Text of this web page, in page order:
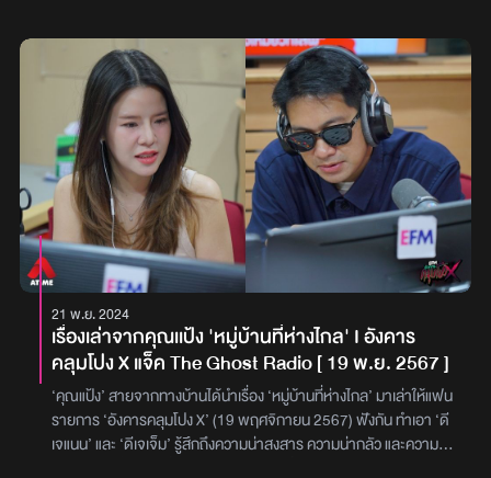
ถึงปิดไฟมืดทั้งบ้าน เขาเลยกำลังจะโทรหาพลอย แต่ก็ได้ยินเสียงผู้หญิง
หัวเราะ และเสียงพูดคุยมาจากบนบ้านจึงเข้าใจว่าเป็นเสียงพลอย คุณ
ติงลี่เลยตะโกนถามขึ้นไปว่า “พลอยเหรอ” แต่เสียงก็เงียบไปแล้วแทนที่
ด้วยเสียงปิดประตูเสียงดัง เขาจึงมั่นใจว่าในบ้านนี้มีคนอยู่ เลยเปิดไฟเปิด
ทีวีดูรอพลอยลงมาหากัน แต่ผ่านไปชั่วโมงกว่า ๆ แล้วก็ยังไม่มีใครลงมา
ทั้ง ๆ ที่ได้ยินเสียงหัวเราะคิกคักจากด้านบนมาตลอด คุณติงลี่จึงโทรหา
พลอยในทันที แต่กว่าพลอยจะรับก็นานมาก พอพลอยรับสายคุณติงลี่
ก็รีบพูดก่อนเลยว่า “ลงมาหาหน่อยสิ นั่งรออยู่ข้างล่างมานานแล้ว ทำไม
ไม่ลงมาหาสักที” พลอยได้ยินก็ตกใจมากและบอกว่า “ห้ะ เข้าไปในบ้าน
ได้ยังไง” คุณติงลี่จึงบอกว่า “ประตูหลังไม่ได้ล็อกเลยเข้ามา แถมได้ยิน
เสียงคนอยู่บนบ้านด้วย” พอจบประโยคนี้พลอยรีบพูดต่อทันทีเลย
ว่า“ไม่มีทางที่จะมีใครอยู่ที่บ้าน ตอนนี้ทุกคนอยู่พิจิตรกันหมดเพราะพี่
สาวเพิ่งเสีย รีบออกจากบ้านให้ไวที่สุดเลย”พอจบประโยคนี้คุณติงลี่
ตกใจมากเลยรีบเดินไปปิดทีวี และในจังหวะที่กำลังจะปิดไฟก็ได้ยินเสียง
เปิดประตูดังแอ๊ด คุณติงลี่กลัวมากกว่าเดิมจึงจะโทรหาพลอยให้อยู่เป็น
เพื่อนจนกว่าจะได้ออกจากบ้าน พอโทรหาพลอยเสียงในสายก็ดัน
เป็น“ขึ้นมาหาหน่อยสิ”หลังจากจบประโยคสายก็ตัดไป และความน่ากลัว
ที่เชื่อว่าหลายคนต้องเคยเห็นคลิปของน้องมาไม่มากก็น้อย คนส่วนใหญ่
มักจะมองว่าน้องมีเอเนอร์จี้เหลือล้น ตลก และสนุก แต่เรื่องราวที่น้องเจอ
มานั้นแฝงไปด้วยความเจ็บปวด เป็นเรื่องราวในวัยเด็กที่โหดร้ายมากเสีย
จนแทบจะเป็นหนังฆาตกรรมได้ แต่เลิกลั่กก็สามารถเติบโตขึ้นมาเป็นคนที่
ร่าเริงได้ขนาดนี้ คุณใหม่ถึงกับเอ่ยปากชมไม่หยุด เรื่องราวนี้เกิดขึ้นใน
ช่วงที่พี่ชายของน้องเลิ่กลั่กเรียนอยู่ชั้นมัธยมศึกษาปีที่ 6 ขณะนั้น เลิ่กลั่ก
เรียนอยู่ชั้นประถมศึกษาปีที่ 6 ทั้งคู่อาศัยอยู่กับครอบครัวที่ภาคใต้ ซึ่งจะ
เป็นครอบครัวที่เป็นหมอคุณไสย์ มนตร์ดำ มีอยู่วันหนึ่ง คุณไสย์บอกว่า
ให้ลงไปงมในบ่อที่เป็นบ่อน้ำเหมือนทะเลสาบ บอกว่าใต้น้ำนั้นมีไม้ตะเคียน
ใหญ่ 2 ต้น และสั่งให้พ่อเอาขึ้นมา เพื่อเอามาทำเป็นเสาบ้าน คุณพ่อจึง
ลองงมตามที่บอกและปรากฎว่าเจอจริง ๆ จากนั้นก็นำกลับมาไว้ที่บ้าน
ซึ่งน้องเลิ่กลั่กก็จะตกใจทุกครั้งที่กลับบ้านแล้วเจอไม้ใหญ่ หลังจากนั้น ก็
เริ่มมีเรื่องราวประหลาดเกิดขึ้น อันดับแรก วันแรกที่เอาไม้ตะเคียนมาพ่อ
ก็หนีออกจากบ้าน แล้วไปนอนบนภูเขา ตอนเช้าค่อยกลับมาบ้าน รอบ
แรกไปแค่วันเดียว แต่ไป ๆ มา ๆ ก็เริ่มเพิ่มเป็น 2 วัน บางทีเป็นอาทิตย์
ตอนที่ลงจากเขาก็ถามว่า “ไปไหนมา” พ่อก็บอก “ไปนอนบนภูเขา” ซึ่ง
มันแปลกมาก ทุกคนในบ้านก็งง และพ่อเริ่มมีอาการเปลี่ยนไป จู่ ๆ ก็หยิบ
ปืนลูกซองขึ้นมาเล็งคนในบ้าน และพูดว่า “กูจะเอาชีวิตทุกคนใน
21 พ.ย. 2024
เรื่องเล่าจากคุณเเป้ง 'หมู่บ้านที่ห่างไกล' I อังคาร
คลุมโปง X แจ็ค The Ghost Radio [ 19 พ.ย. 2567 ]
‘คุณแป้ง’ สายจากทางบ้านได้นำเรื่อง ‘หมู่บ้านที่ห่างไกล’ มาเล่าให้แฟน
รายการ ‘อังคารคลุมโปง X’ (19 พฤศจิกายน 2567) ฟังกัน ทำเอา ‘ดี
เจแนน’ และ ‘ดีเจเจ็ม’ รู้สึกถึงความน่าสงสาร ความน่ากลัว และความน่า